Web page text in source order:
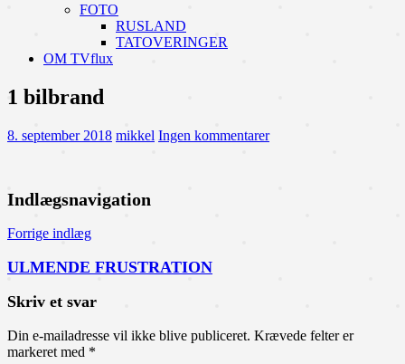
FOTO
RUSLAND
TATOVERINGER
OM TVflux
1 bilbrand
8. september 2018 mikkel Ingen kommentarer
Indlægsnavigation
Forrige indlæg
ULMENDE FRUSTRATION
Skriv et svar
Din e-mailadresse vil ikke blive publiceret. Krævede felter er
markeret med *